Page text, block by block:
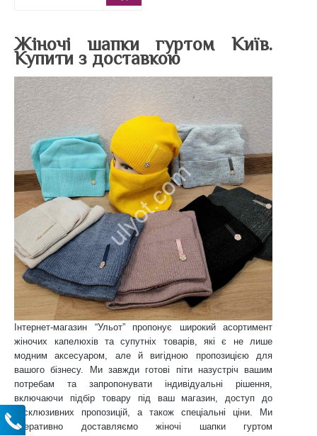
Жіночі шапки гуртом Київ.
Купити з доставкою
Інтернет-магазин “Ульот” пропонує широкий асортимент
жіночих капелюхів та супутніх товарів, які є не лише
модним аксесуаром, але й вигідною пропозицією для
вашого бізнесу. Ми завжди готові піти назустріч вашим
потребам та запропонувати індивідуальні рішення,
включаючи підбір товару під ваш магазин, доступ до
ексклюзивних пропозицій, а також спеціальні ціни. Ми
оперативно доставляємо жіночі шапки гуртом